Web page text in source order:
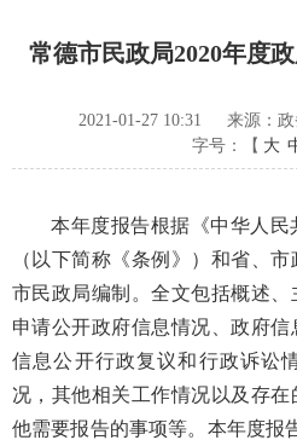
常德市民政局2020年度
2021-01-27 10:31
来源：
字号：【 大
本年度报告根据《中华人民
（以下简称《条例》）和省、
市民政局编制。全文包括概述
申请公开政府信息情况、政府
信息公开行政复议和行政诉讼
况，其他相关工作情况以及存
他需要报告的事项等。本年度报